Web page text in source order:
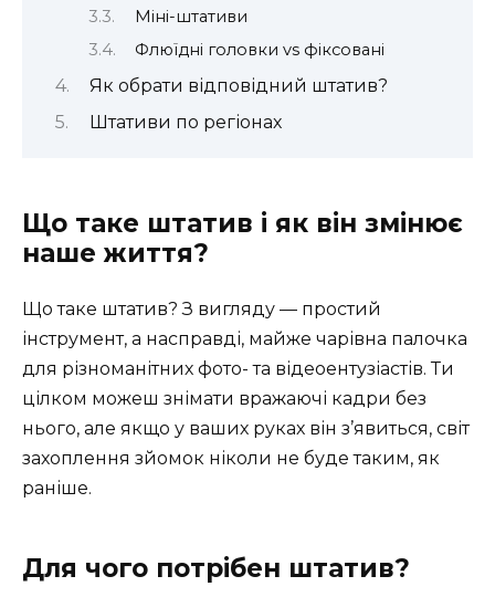
Міні-штативи
Флюїдні головки vs фіксовані
Як обрати відповідний штатив?
Штативи по регіонах
Що таке штатив і як він змінює
наше життя?
Що таке штатив? З вигляду — простий
інструмент, а насправді, майже чарівна палочка
для різноманітних фото- та відеоентузіастів. Ти
цілком можеш знімати вражаючі кадри без
нього, але якщо у ваших руках він з’явиться, світ
захоплення зйомок ніколи не буде таким, як
раніше.
Для чого потрібен штатив?